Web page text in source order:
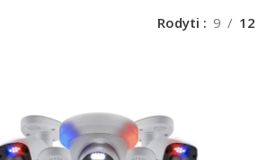
Rodyti 9 12